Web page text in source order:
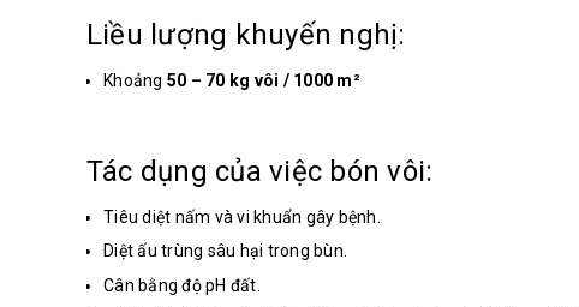
Liều lượng khuyến nghị:
Khoảng 50 – 70 kg vôi / 1000 m²
Tác dụng của việc bón vôi:
Tiêu diệt nấm và vi khuẩn gây bệnh.
Diệt ấu trùng sâu hại trong bùn.
Cân bằng độ pH đất.